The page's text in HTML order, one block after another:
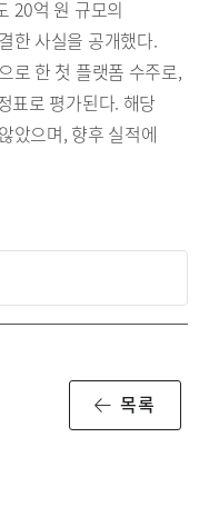
20억 원 규모의
한 사실을 공개했다.
로 한 첫 플랫폼 수주로,
표로 평가된다. 해당
았으며, 향후 실적에
목록